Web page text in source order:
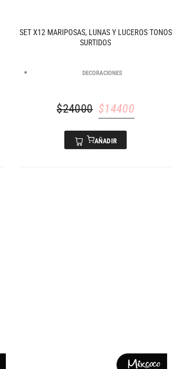
SET X12 MARIPOSAS, LUNAS Y LUCEROS TONOS
SURTIDOS
DECORACIONES
$24000 $14400
AÑADIR